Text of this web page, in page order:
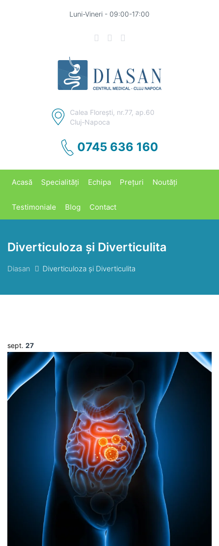
Luni-Vineri - 09:00-17:00
Calea Floreşti, nr.77, ap.60
Cluj-Napoca
0745 636 160
Acasă Specialități Echipa Prețuri Noutăți
Testimoniale Blog Contact
Diverticuloza și Diverticulita
Diasan Diverticuloza și Diverticulita
sept. 27